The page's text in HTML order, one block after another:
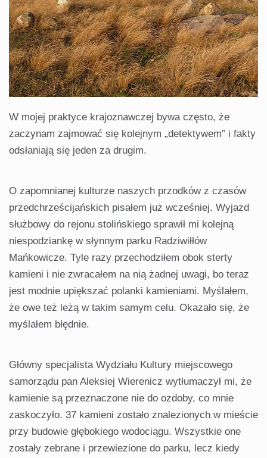
W mojej praktyce krajoznawczej bywa często, że
zaczynam zajmować się kolejnym „detektywem” i fakty
odsłaniają się jeden za drugim.
O zapomnianej kulturze naszych przodków z czasów
przedchrześcijańskich pisałem już wcześniej. Wyjazd
służbowy do rejonu stolińskiego sprawił mi kolejną
niespodziankę w słynnym parku Radziwiłłów
Mańkowicze. Tyle razy przechodziłem obok sterty
kamieni i nie zwracałem na nią żadnej uwagi, bo teraz
jest modnie upiększać polanki kamieniami. Myślałem,
że owe też leżą w takim samym celu. Okazało się, że
myślałem błędnie.
Główny specjalista Wydziału Kultury miejscowego
samorządu pan Aleksiej Wierenicz wytłumaczył mi, że
kamienie są przeznaczone nie do ozdoby, co mnie
zaskoczyło. 37 kamieni zostało znalezionych w mieście
przy budowie głębokiego wodociągu. Wszystkie one
zostały zebrane i przewiezione do parku, lecz kiedy